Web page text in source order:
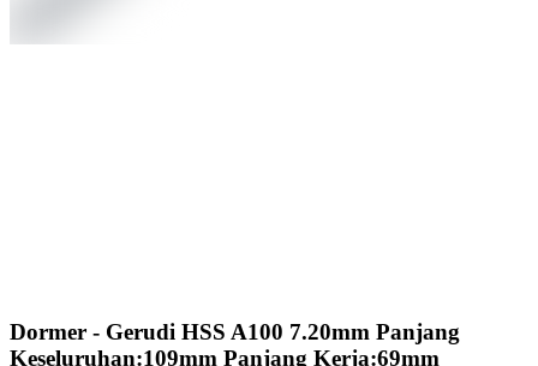
Dormer - Gerudi HSS A100 7.20mm Panjang
Keseluruhan:109mm Panjang Kerja:69mm